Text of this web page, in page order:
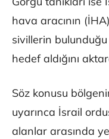
hava aracının
sivillerin
hedef aldığını
Söz konusu
uyarınca İsrail
alanlar arasında